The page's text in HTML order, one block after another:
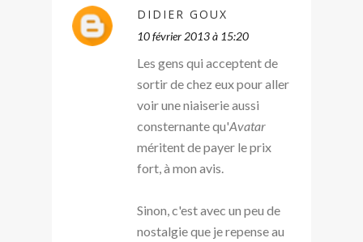
DIDIER GOUX
10 février 2013 à 15:20
Les gens qui acceptent de
sortir de chez eux pour aller
voir une niaiserie aussi
consternante qu'Avatar
méritent de payer le prix
fort, à mon avis.
Sinon, c'est avec un peu de
nostalgie que je repense au